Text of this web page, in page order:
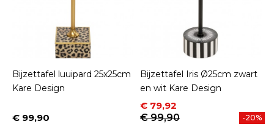
Bijzettafel luuipard 25x25cm
Kare Design
Prijs
€ 99,90
Bijzettafel Iris Ø25cm zwart
en wit Kare Design
Prijs
€ 79,92
Normale prijs
€ 99,90
-20%